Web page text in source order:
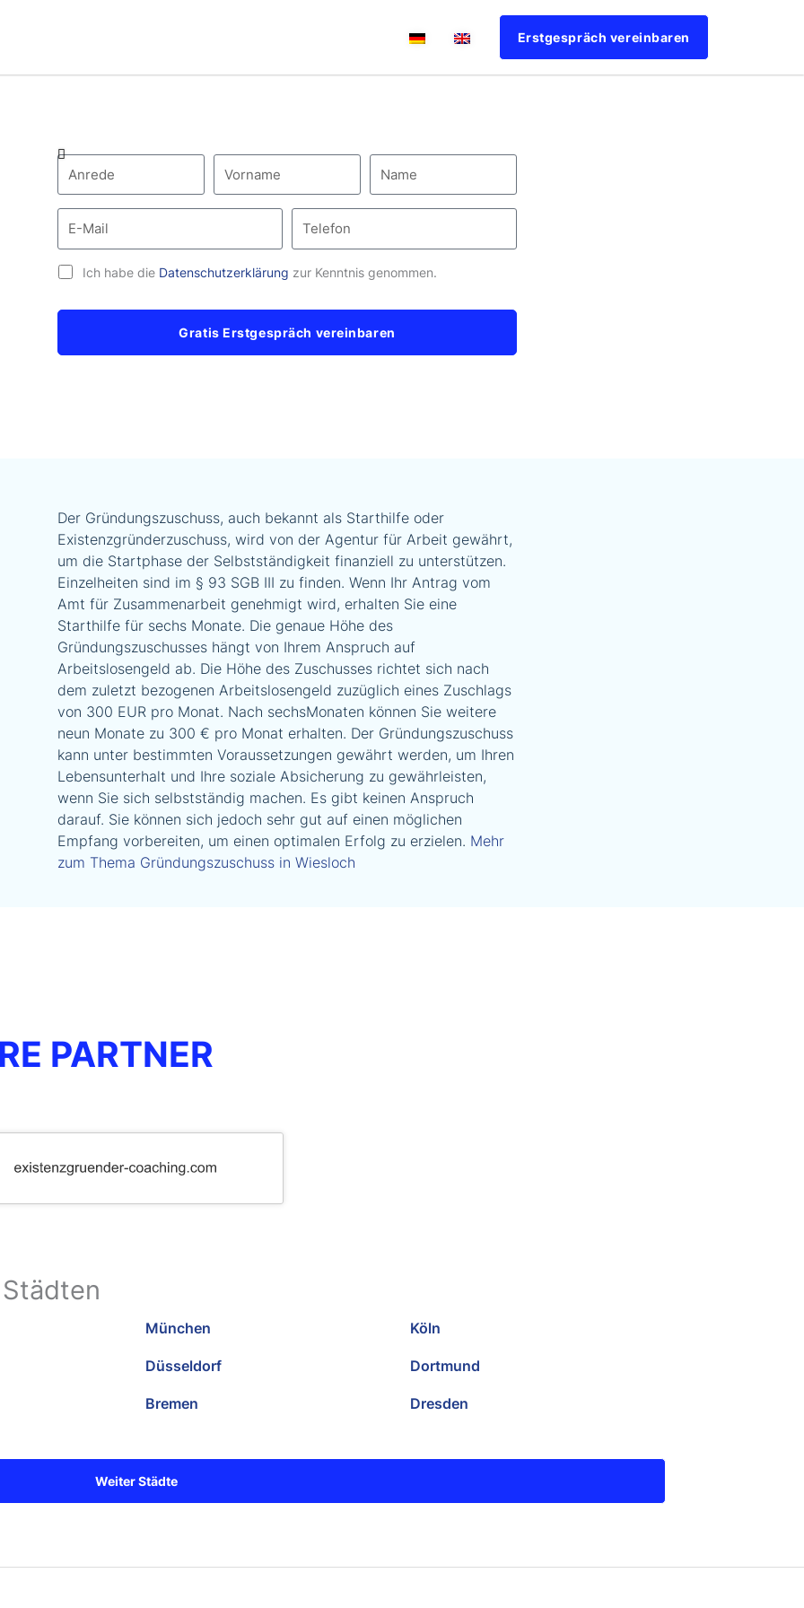
Erstgespräch vereinbaren
Ich habe die Datenschutzerklärung zur Kenntnis genommen.
Gratis Erstgespräch vereinbaren
Der Gründungszuschuss, auch bekannt als Starthilfe oder
Existenzgründerzuschuss, wird von der Agentur für Arbeit gewährt,
um die Startphase der Selbstständigkeit finanziell zu unterstützen.
Einzelheiten sind im § 93 SGB III zu finden. Wenn Ihr Antrag vom
Amt für Zusammenarbeit genehmigt wird, erhalten Sie eine
Starthilfe für sechs Monate. Die genaue Höhe des
Gründungszuschusses hängt von Ihrem Anspruch auf
Arbeitslosengeld ab. Die Höhe des Zuschusses richtet sich nach
dem zuletzt bezogenen Arbeitslosengeld zuzüglich eines Zuschlags
von 300 EUR pro Monat. Nach sechsMonaten können Sie weitere
neun Monate zu 300 € pro Monat erhalten. Der Gründungszuschuss
kann unter bestimmten Voraussetzungen gewährt werden, um Ihren
Lebensunterhalt und Ihre soziale Absicherung zu gewährleisten,
wenn Sie sich selbstständig machen. Es gibt keinen Anspruch
darauf. Sie können sich jedoch sehr gut auf einen möglichen
Empfang vorbereiten, um einen optimalen Erfolg zu erzielen. Mehr
zum Thema Gründungszuschuss in Wiesloch
PARTNER
München Köln
Düsseldorf Dortmund
Bremen Dresden
Weiter Städte